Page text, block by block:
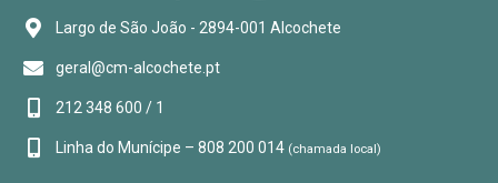
Largo de São João - 2894-001 Alcochete
geral@cm-alcochete.pt
212 348 600 / 1
Linha do Munícipe – 808 200 014 (chamada local)